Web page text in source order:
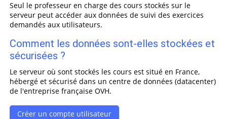
Seul le professeur en charge des cours stockés sur le
serveur peut accéder aux données de suivi des exercices
demandés aux utilisateurs.
Comment les données sont-elles stockées et
sécurisées ?
Le serveur où sont stockés les cours est situé en France,
hébergé et sécurisé dans un centre de données (datacenter)
de l'entreprise française OVH.
Créer un compte utilisateur